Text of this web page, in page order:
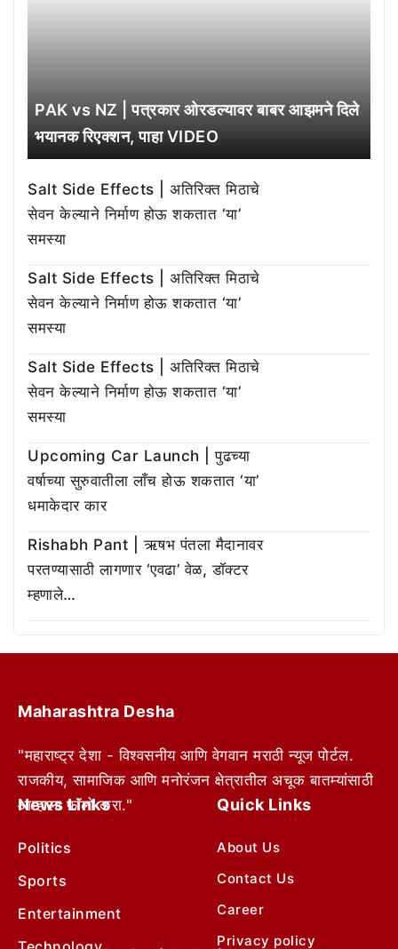
PAK vs NZ | पत्रकार ओरडल्यावर बाबर आझमने दिले
भयानक रिएक्शन, पाहा VIDEO
Salt Side Effects | अतिरिक्त मिठाचे
सेवन केल्याने निर्माण होऊ शकतात ‘या’
समस्या
Salt Side Effects | अतिरिक्त मिठाचे
सेवन केल्याने निर्माण होऊ शकतात ‘या’
समस्या
Salt Side Effects | अतिरिक्त मिठाचे
सेवन केल्याने निर्माण होऊ शकतात ‘या’
समस्या
Upcoming Car Launch | पुढच्या
वर्षाच्या सुरुवातीला लाँच होऊ शकतात ‘या’
धमाकेदार कार
Rishabh Pant | ऋषभ पंतला मैदानावर
परतण्यासाठी लागणार ‘एवढा’ वेळ, डॉक्टर
म्हणाले…
Maharashtra Desha
"महाराष्ट्र देशा - विश्वसनीय आणि वेगवान मराठी न्यूज पोर्टल.
राजकीय, सामाजिक आणि मनोरंजन क्षेत्रातील अचूक बातम्यांसाठी
आम्हाला फॉलो करा."
News Links
Politics
Sports
Entertainment
Quick Links
About Us
Contact Us
Career
Privacy policy